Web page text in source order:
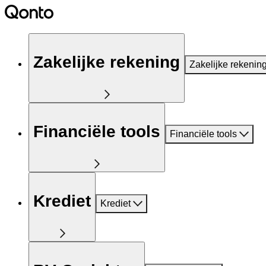
Zakelijke rekening Zakelijke
Financiële tools Financiële tools
Krediet Krediet